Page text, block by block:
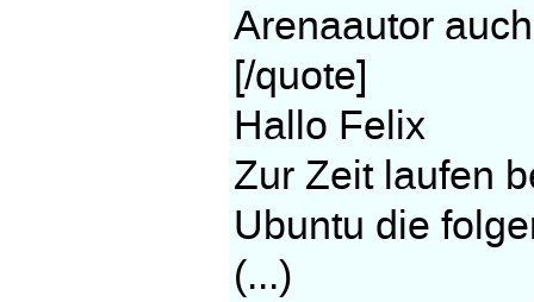
Arenaautor
[/quote]
Hallo Felix
Zur Zeit laufen
Ubuntu die
(...)